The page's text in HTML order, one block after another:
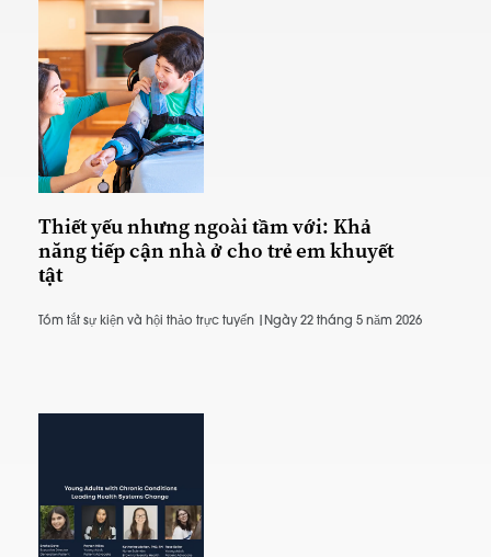
Thiết yếu nhưng ngoài tầm với: Khả
năng tiếp cận nhà ở cho trẻ em khuyết
tật
Tóm tắt sự kiện và hội thảo trực tuyến | Ngày 22 tháng 5 năm 2026